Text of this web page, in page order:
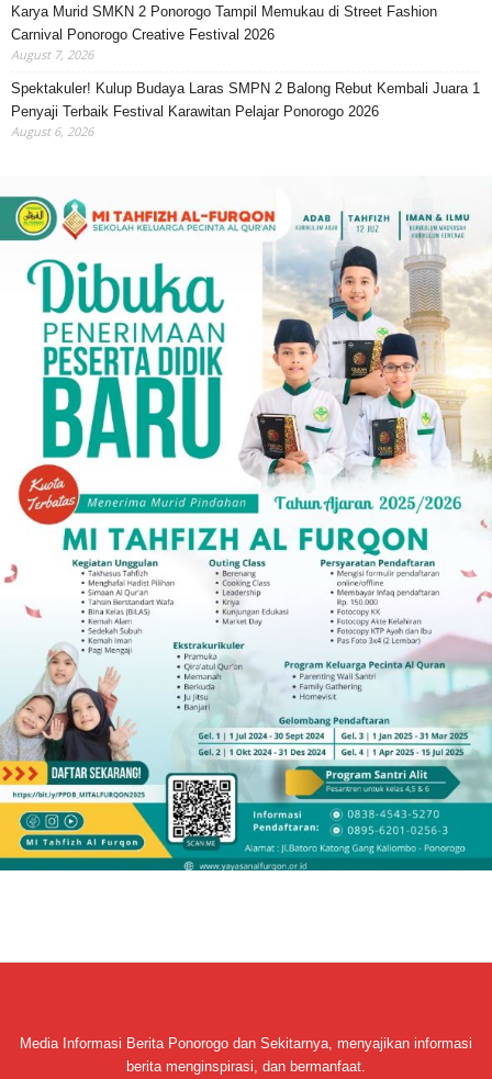
Karya Murid SMKN 2 Ponorogo Tampil Memukau di Street Fashion
Carnival Ponorogo Creative Festival 2026
August 7, 2026
Spektakuler! Kulup Budaya Laras SMPN 2 Balong Rebut Kembali Juara 1
Penyaji Terbaik Festival Karawitan Pelajar Ponorogo 2026
August 6, 2026
Media Informasi Berita Ponorogo dan Sekitarnya, menyajikan informasi
berita menginspirasi, dan bermanfaat.